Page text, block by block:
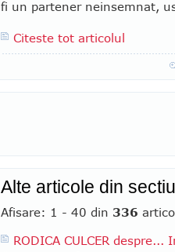
fi un partener neinsemnat,
Citeste tot articolul
Alte articole din
Afisare: 1 - 40 din 336
RODICA CULCER